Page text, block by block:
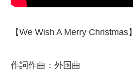
【We Wish A Merry Christmas】
作詞作曲：外国曲